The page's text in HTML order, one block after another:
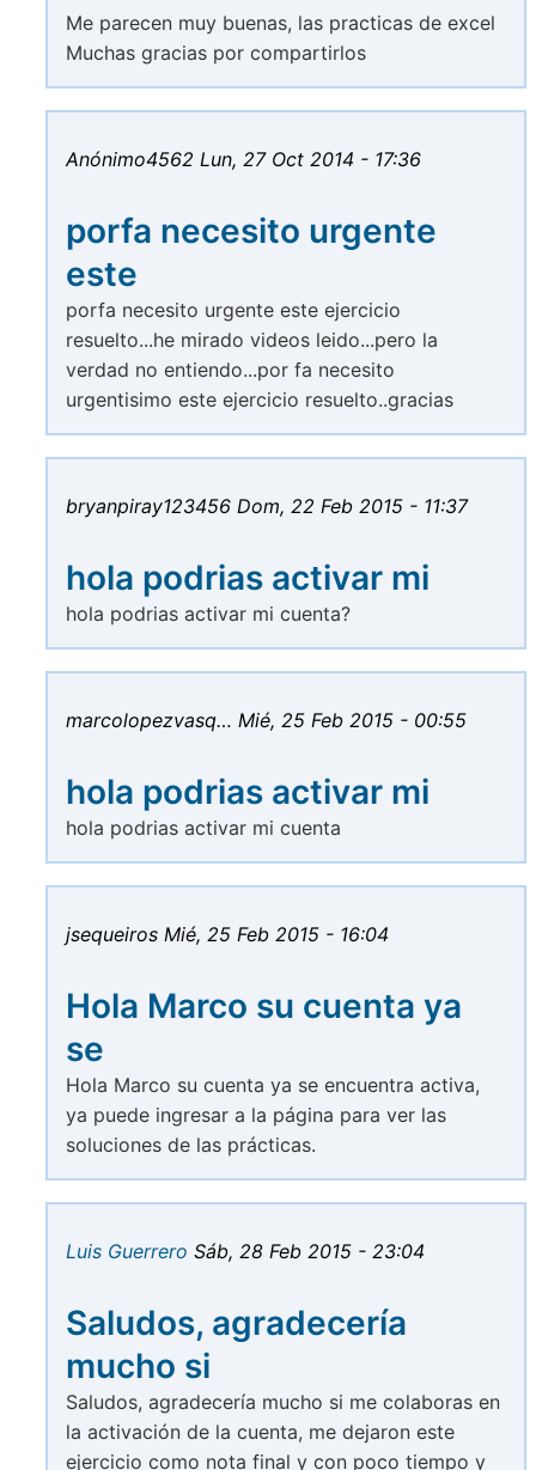
Me parecen muy buenas, las practicas de excel
Muchas gracias por compartirlos
Anónimo4562 Lun, 27 Oct 2014 - 17:36
porfa necesito urgente
este
porfa necesito urgente este ejercicio
resuelto...he mirado videos leido...pero la
verdad no entiendo...por fa necesito
urgentisimo este ejercicio resuelto..gracias
bryanpiray123456 Dom, 22 Feb 2015 - 11:37
hola podrias activar mi
hola podrias activar mi cuenta?
marcolopezvasq… Mié, 25 Feb 2015 - 00:55
hola podrias activar mi
hola podrias activar mi cuenta
jsequeiros Mié, 25 Feb 2015 - 16:04
Hola Marco su cuenta ya
se
Hola Marco su cuenta ya se encuentra activa,
ya puede ingresar a la página para ver las
soluciones de las prácticas.
Luis Guerrero Sáb, 28 Feb 2015 - 23:04
Saludos, agradecería
mucho si
Saludos, agradecería mucho si me colaboras en
la activación de la cuenta, me dejaron este
ejercicio como nota final y con poco tiempo y